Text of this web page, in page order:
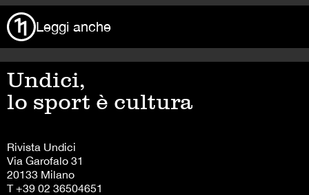
Leggi anche
Undici,
lo sport è cultura
Rivista Undici
Via Garofalo 31
20133 Milano
T +39 02 36504651